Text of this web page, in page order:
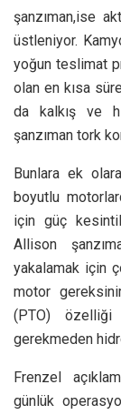
şanzıman,ise
üstleniyor.
yoğun teslimat
olan en kısa
da kalkış ve
şanzıman tork
Bunlara ek
boyutlu
için güç
Allison
yakalamak için
motor
(PTO)
gerekmeden
Frenzel
günlük